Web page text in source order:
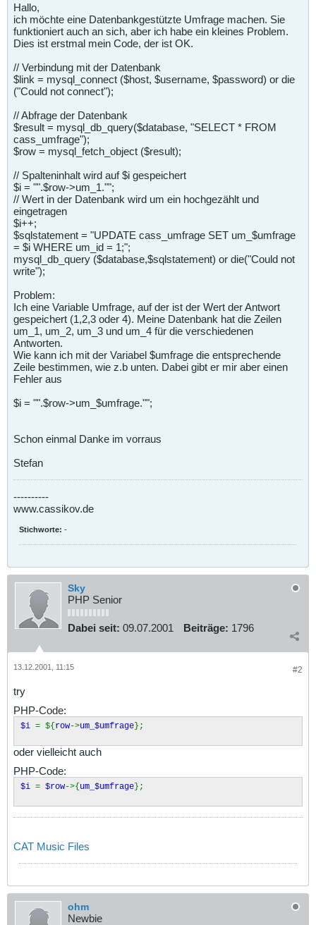
Hallo,
ich möchte eine Datenbankgestützte Umfrage machen. Sie
funktioniert auch an sich, aber ich habe ein kleines Problem.
Dies ist erstmal mein Code, der ist OK.
// Verbindung mit der Datenbank
$link = mysql_connect ($host, $username, $password) or die
("Could not connect");
// Abfrage der Datenbank
$result = mysql_db_query($database, "SELECT * FROM
cass_umfrage");
$row = mysql_fetch_object ($result);
// Spalteninhalt wird auf $i gespeichert
$i = "".$row->um_1."";
// Wert in der Datenbank wird um ein hochgezählt und
eingetragen
$i++;
$sqlstatement = "UPDATE cass_umfrage SET um_$umfrage
= $i WHERE um_id = 1;";
mysql_db_query ($database,$sqlstatement) or die("Could not
write");
Problem:
Ich eine Variable Umfrage, auf der ist der Wert der Antwort
gespeichert (1,2,3 oder 4). Meine Datenbank hat die Zeilen
um_1, um_2, um_3 und um_4 für die verschiedenen
Antworten.
Wie kann ich mit der Variabel $umfrage die entsprechende
Zeile bestimmen, wie z.b unten. Dabei gibt er mir aber einen
Fehler aus
$i = "".$row->um_$umfrage."";
Schon einmal Danke im vorraus
Stefan
----------
www.cassikov.de
Stichworte: -
Sky
PHP Senior
Dabei seit: 09.07.2001 Beiträge: 1796
#2
13.12.2001, 11:15
try
PHP-Code:
$i = ${row->um_$umfrage};
oder vielleicht auch
PHP-Code:
$i = $row->{um_$umfrage};
CAT Music Files
ohm
Newbie